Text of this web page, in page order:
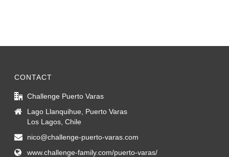
CONTACT
Challenge Puerto Varas
Lago Llanquihue, Puerto Varas
Los Lagos, Chile
nico@challenge-puerto-varas.com
www.challenge-family.com/puerto-varas/